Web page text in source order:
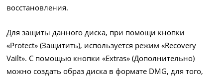
восстановления.
Для защиты данного диска, при помощи кнопки
«Protect» (Защитить), используется режим «Recovery
Vailt». С помощью кнопки «Extras» (Дополнительно)
можно создать образ диска в формате DMG, для того,